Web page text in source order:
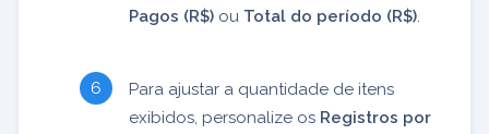
Pagos (R$) ou Total do período (R$)
Para ajustar a quantidade de itens
exibidos, personalize os Registros por